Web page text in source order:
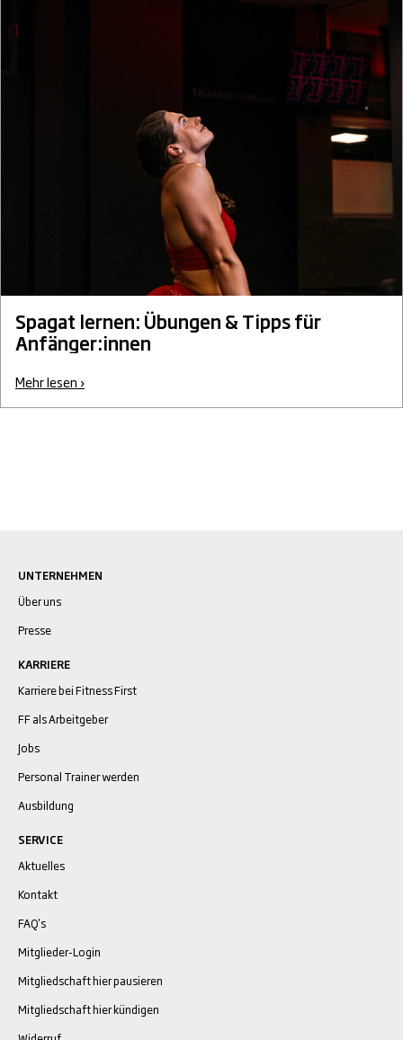
Spagat lernen: Übungen & Tipps für
Anfänger:innen
Mehr lesen ›
UNTERNEHMEN
Über uns
Presse
KARRIERE
Karriere bei Fitness First
FF als Arbeitgeber
Jobs
Personal Trainer werden
Ausbildung
SERVICE
Aktuelles
Kontakt
FAQ's
Mitglieder-Login
Mitgliedschaft hier pausieren
Mitgliedschaft hier kündigen